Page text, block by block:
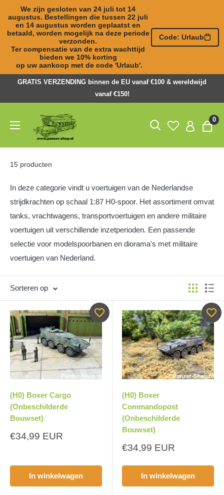
We zijn gesloten van 24 juli tot 14
augustus. Bestellingen die tussen 22 juli
en 14 augustus worden geplaatst en
betaald, worden mogelijk na deze periode
verzonden.
Ter compensatie van de extra wachttijd
bieden we 10% korting
op uw aankoop met de code 'Urlaub'.
Code: Urlaub
GRATIS VERZENDING binnen de EU vanaf €100 & wereldwijd
vanaf €150!
Panzer-
ShopNL
0
15 producten
In deze categorie vindt u voertuigen van de Nederlandse
strijdkrachten op schaal 1:87 H0-spoor. Het assortiment omvat
tanks, vrachtwagens, transportvoertuigen en andere militaire
voertuigen uit verschillende inzetperioden. Een passende
selectie voor modelspoorbanen en diorama's met militaire
voertuigen van Nederland.
Sorteren op
(H0) Boxer Cargo
(Onbeschilderde
Bouwset)
Aanbiedingsprijs
€34,99 EUR
In winkelwagen
(H0) Boxer
Commandopost
(Onbeschilderde
Bouwset)
Aanbiedingsprijs
€34,99 EUR
In winkelwagen